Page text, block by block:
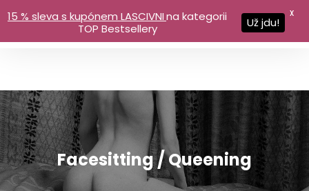
Facesitting / Queening
15 % sleva s kupónem LASCIVNIna kategorii
TOP Bestsellery
Už jdu!
X